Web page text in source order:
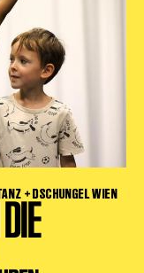
+ DSCHUNGEL WIEN